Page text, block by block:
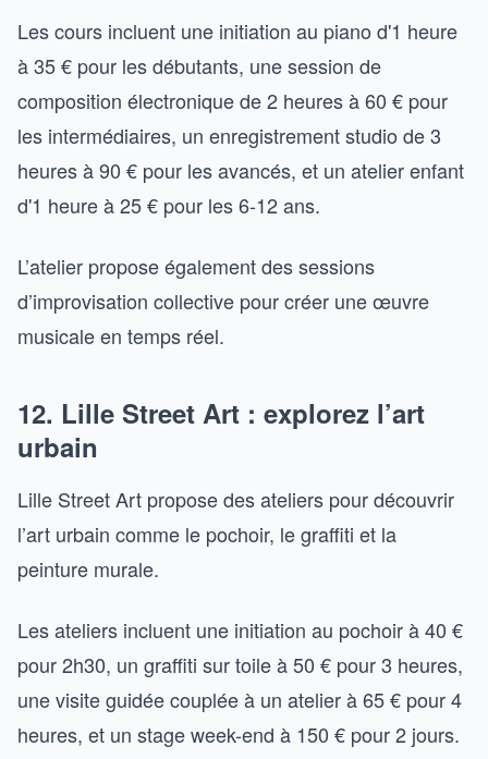
Les cours incluent une initiation au piano d'1 heure
à 35 € pour les débutants, une session de
composition électronique de 2 heures à 60 € pour
les intermédiaires, un enregistrement studio de 3
heures à 90 € pour les avancés, et un atelier enfant
d'1 heure à 25 € pour les 6-12 ans.
L’atelier propose également des sessions
d’improvisation collective pour créer une œuvre
musicale en temps réel.
12. Lille Street Art : explorez l’art
urbain
Lille Street Art propose des ateliers pour découvrir
l’art urbain comme le pochoir, le graffiti et la
peinture murale.
Les ateliers incluent une initiation au pochoir à 40 €
pour 2h30, un graffiti sur toile à 50 € pour 3 heures,
une visite guidée couplée à un atelier à 65 € pour 4
heures, et un stage week-end à 150 € pour 2 jours.